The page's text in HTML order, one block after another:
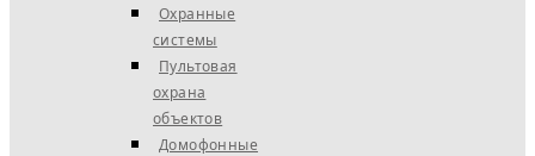
Охранные
системы
Пультовая
охрана
объектов
Домофонные